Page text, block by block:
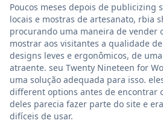
Poucos meses depois de publicizing
locais e mostras de artesanato, rbia
procurando uma maneira de vender
mostrar aos visitantes a qualidade
designs leves e ergonômicos, de
atraente. seu Twenty Nineteen for
uma solução adequada para isso.
different options antes de encontrar
deles parecia fazer parte do site e
difíceis de usar.